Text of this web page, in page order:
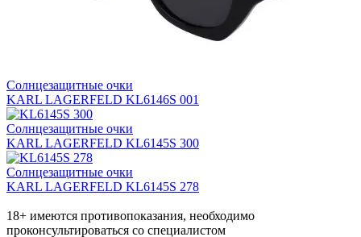
Солнцезащитные очки
KARL LAGERFELD KL6146S 001
Солнцезащитные очки
KARL LAGERFELD KL6145S 300
Солнцезащитные очки
KARL LAGERFELD KL6145S 278
18+ имеются противопоказания, необходимо
проконсультироваться со специалистом